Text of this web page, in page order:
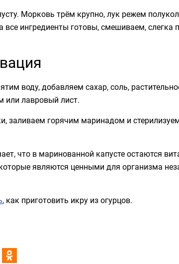
Морковь трём крупно, лук режем
ингредиенты готовы, смешиваем,
воду, добавляем сахар, соль,
или лавровый лист.
заливаем горячим маринадом и
что в маринованной капусте остаются
являются ценными для организма
, как приготовить икру из огурцов.